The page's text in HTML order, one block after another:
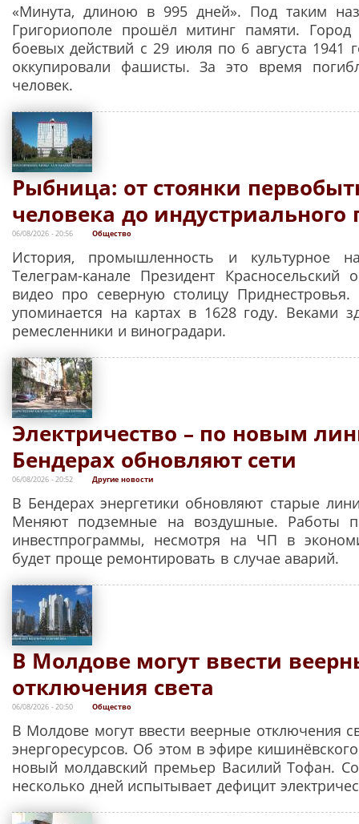
«Минута, длиною в 995 дней». Под таким
Григориополе прошёл митинг памяти.
боевых действий с 29 июля по 6 августа 1941
оккупировали фашисты. За это время
человек.
Рыбница: от стоянки
человека до индустриального
06/08/2026 - 20:56 Общество
История, промышленность и культурное
Телеграм-канале Президент Красносельский
видео про северную столицу
упоминается на картах в 1628 году. Веками
ремесленники и виноградари.
Электричество – по новым
Бендерах обновляют сети
06/08/2026 - 20:52 Другие новости
В Бендерах энергетики обновляют старые
Меняют подземные на воздушные. Работы
инвестпрограммы, несмотря на ЧП в
будет проще ремонтировать в случае аварий.
В Молдове могут ввести
отключения света
06/08/2026 - 20:50 Общество
В Молдове могут ввести веерные отключения
энергоресурсов. Об этом в эфире кишинёвского
новый молдавский премьер Василий Тофан.
несколько дней испытывает дефицит